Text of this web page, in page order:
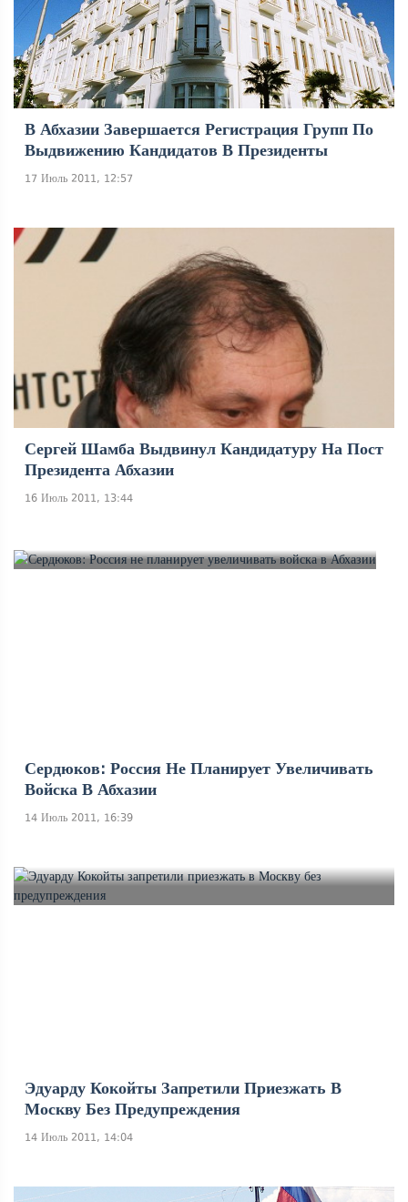
В Абхазии Завершается Регистрация Групп По
Выдвижению Кандидатов В Президенты
17 Июль 2011, 12:57
Сергей Шамба Выдвинул Кандидатуру На Пост
Президента Абхазии
16 Июль 2011, 13:44
Сердюков: Россия Не Планирует Увеличивать
Войска В Абхазии
14 Июль 2011, 16:39
Эдуарду Кокойты Запретили Приезжать В
Москву Без Предупреждения
14 Июль 2011, 14:04